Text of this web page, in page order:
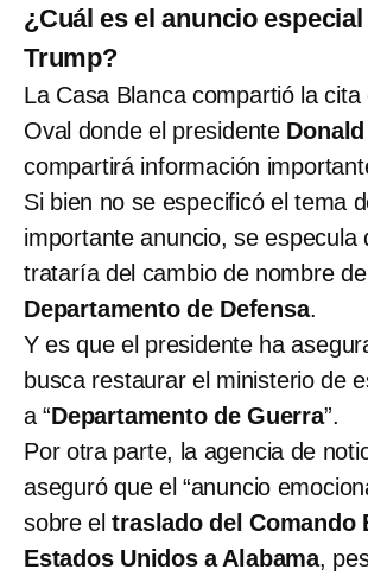
¿Cuál es el anuncio especial
Trump?
La Casa Blanca compartió la cita
Oval donde el presidente
compartirá información
Si bien no se especificó el tema
importante anuncio, se especula
trataría del cambio de nombre del
Departamento de Defensa.
Y es que el presidente ha
busca restaurar el ministerio de
a “Departamento de Guerra”.
Por otra parte, la agencia de
aseguró que el “anuncio
sobre eltraslado del Comando
Estados Unidos a Alabama,